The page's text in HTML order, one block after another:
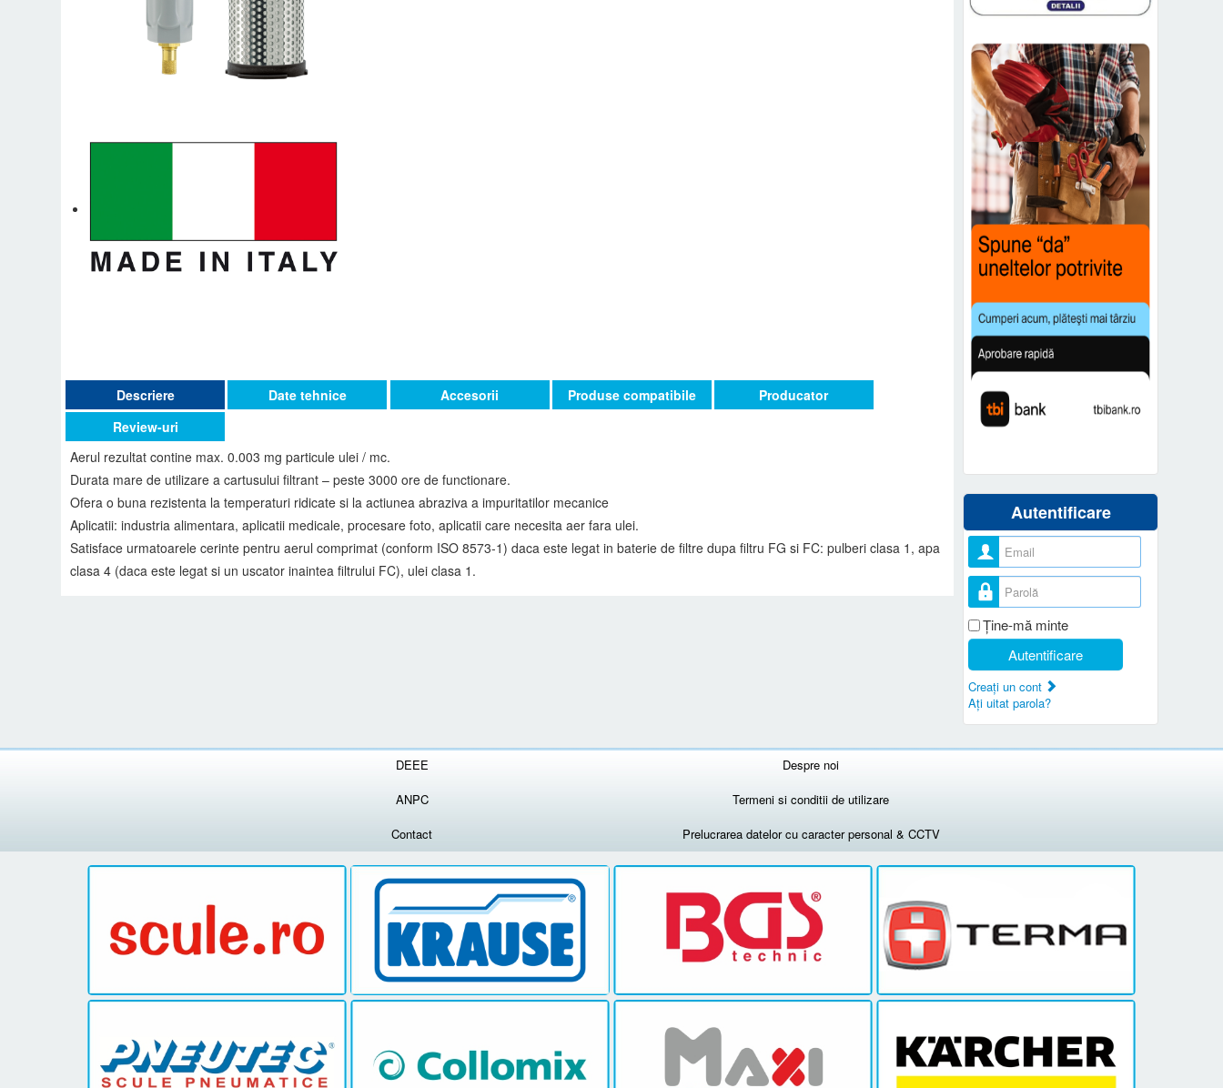
Descriere
Aerul rezultat contine max. 0.003 mg particule ulei / mc.
Durata mare de utilizare a cartusului filtrant – peste 3000 ore de functionare.
Ofera o buna rezistenta la temperaturi ridicate si la actiunea abraziva a impuritatilor mecanice
Aplicatii: industria alimentara, aplicatii medicale, procesare foto, aplicatii care necesita aer fara ulei.
Satisface urmatoarele cerinte pentru aerul comprimat (conform ISO 8573-1) daca este legat in baterie de filtre dupa filtru FG si FC: pulberi clasa 1, apa
clasa 4 (daca este legat si un uscator inaintea filtrului FC), ulei clasa 1.
Date tehnice Accesorii Produse compatibile
Producator
Review-uri
Autentificare
Nume utilizator
Parolă
Ţine-mă minte
Autentificare
Creaţi un cont
Aţi uitat parola?
DEEE
Despre noi
ANPC
Termeni si conditii de utilizare
Contact
Prelucrarea datelor cu caracter personal & CCTV